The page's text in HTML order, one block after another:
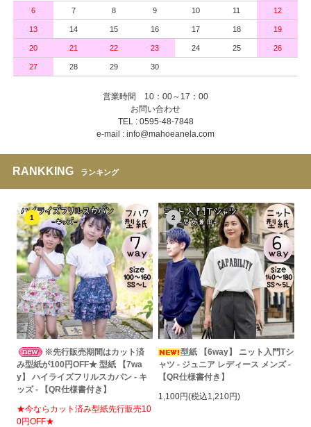
6 7 8 9 10 11 12
13 14 15 16 17 18 19
20 21 22 23 24 25 26
27 28 29 30
営業時間 10：00～17：00
お問い合わせ
TEL : 0595-48-7848
e-mail : info@mahoeanela.com
RANKKING ランキング
1
※先行販売期間はカット済
み型紙が100円OFF★ 型紙 【7wa
y】 ハイライズフリルスカパン - キ
ッズ - 【QR仕様書付き】
★今ならカット済み型紙先行販売10
0円OFF★
2
型紙 【6way】 ニット入門Tシ
ャツ - ジュニア レディース メンズ -
【QR仕様書付き】
1,100円(税込1,210円)